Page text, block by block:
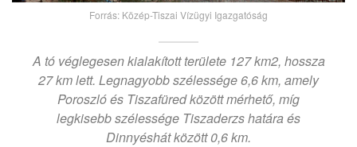
Forrás: Közép-Tiszai Vízügyi Igazgatóság
A tó véglegesen kialakított területe 127 km2, hossza
27 km lett. Legnagyobb szélessége 6,6 km, amely
Poroszló és Tiszafüred között mérhető, míg
legkisebb szélessége Tiszaderzs határa és
Dinnyéshát között 0,6 km.